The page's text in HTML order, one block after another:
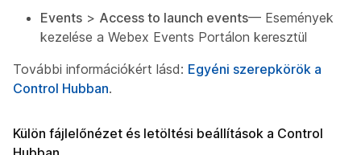
Events > Access to launch events— Események
kezelése a Webex Events Portálon keresztül
További információkért lásd: Egyéni szerepkörök a
Control Hubban.
Külön fájlelőnézet és letöltési beállítások a Control